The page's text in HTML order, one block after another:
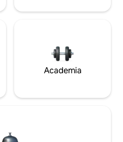
Academia